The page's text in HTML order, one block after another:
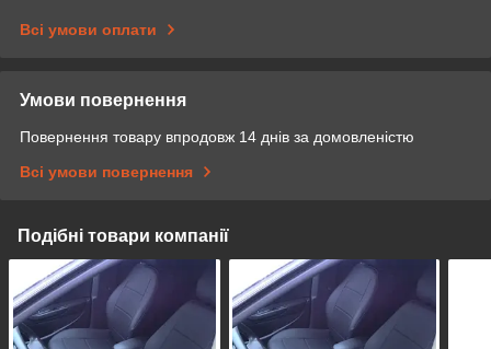
Всі умови оплати
Умови повернення
Повернення товару впродовж 14 днів за домовленістю
Всі умови повернення
Подібні товари компанії